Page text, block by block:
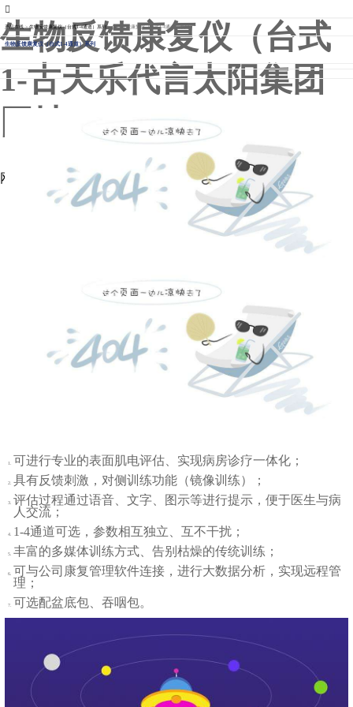
生物反馈康复仪（台式
1-古天乐代言太阳集团
官网
产品在线>生物反馈康复仪（台式1-4通道）系列 >生物反馈康复仪（台式1-4通道）系列
生物反馈康复仪（台式1-4通道）系列
可进行专业的表面肌电评估、实现病房诊疗一体化；
具有反馈刺激，对侧训练功能（镜像训练）；
评估过程通过语音、文字、图示等进行提示，便于医生与病
人交流；
1-4通道可选，参数相互独立、互不干扰；
丰富的多媒体训练方式、告别枯燥的传统训练；
可与公司康复管理软件连接，进行大数据分析，实现远程管
理；
可选配盆底包、吞咽包。
网站地图